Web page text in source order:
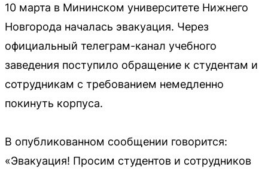
10 марта в Мининском университете Нижнего
Новгорода началась эвакуация. Через
официальный телеграм-канал учебного
заведения поступило обращение к студентам и
сотрудникам с требованием немедленно
покинуть корпуса.
В опубликованном сообщении говорится:
«Эвакуация! Просим студентов и сотрудников